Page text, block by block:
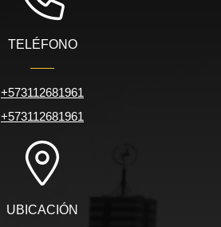
TELÉFONO
+573112681961
+573112681961
UBICACIÓN